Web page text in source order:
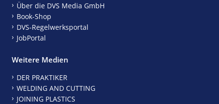
Über die DVS Media GmbH
Book-Shop
DVS-Regelwerksportal
JobPortal
Weitere Medien
DER PRAKTIKER
WELDING AND CUTTING
JOINING PLASTICS